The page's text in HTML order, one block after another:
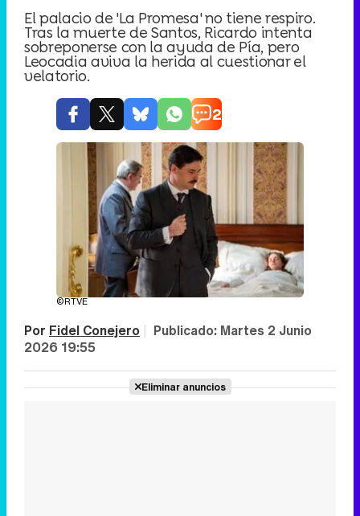
El palacio de 'La Promesa' no tiene respiro.
Tras la muerte de Santos, Ricardo intenta
sobreponerse con la ayuda de Pía, pero
Leocadia aviva la herida al cuestionar el
velatorio.
2
©RTVE
Por Fidel Conejero | Publicado: Martes 2 Junio
2026 19:55
Eliminar anuncios